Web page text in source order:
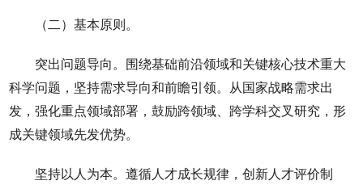
（二）基本原则。
突出问题导向。围绕基础前沿领域和关键核心技术重大
科学问题，坚持需求导向和前瞻引领。从国家战略需求出
发，强化重点领域部署，鼓励跨领域、跨学科交叉研究，形
成关键领域先发优势。
坚持以人为本。遵循人才成长规律，创新人才评价制